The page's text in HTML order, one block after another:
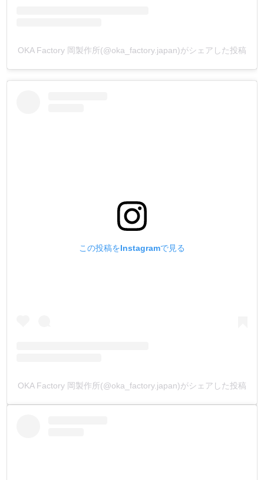
OKA Factory 岡製作所(@oka_factory.japan)がシェアした投稿
この投稿をInstagramで見る
OKA Factory 岡製作所(@oka_factory.japan)がシェアした投稿